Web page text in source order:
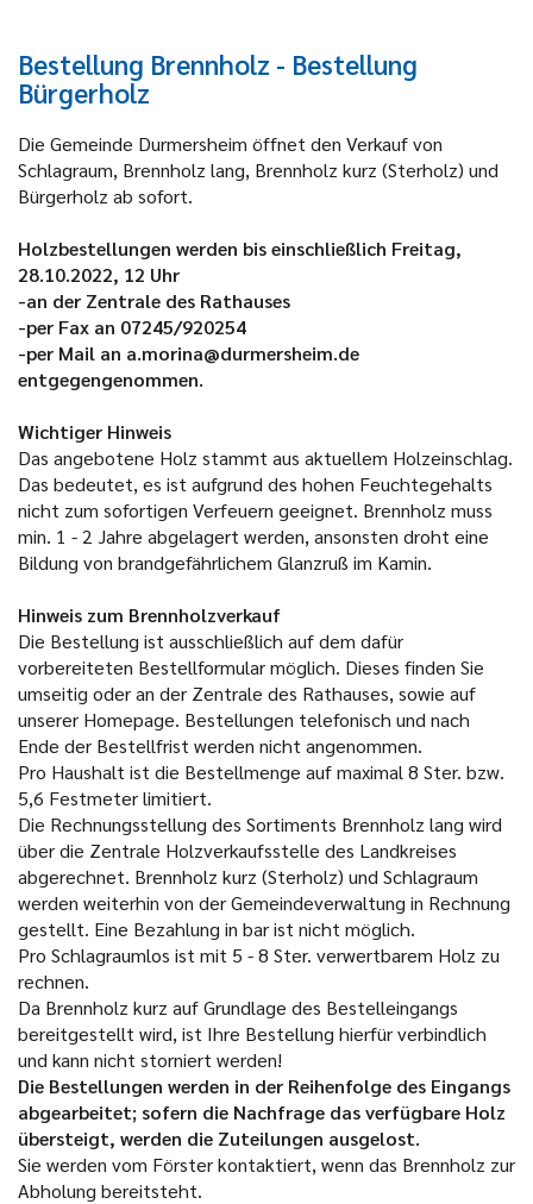
Bestellung Brennholz - Bestellung
Bürgerholz
Die Gemeinde Durmersheim öffnet den Verkauf von
Schlagraum, Brennholz lang, Brennholz kurz (Sterholz) und
Bürgerholz ab sofort.
Holzbestellungen werden bis einschließlich Freitag,
28.10.2022, 12 Uhr
-an der Zentrale des Rathauses
-per Fax an 07245/920254
-per Mail an a.morina@durmersheim.de
entgegengenommen.
Wichtiger Hinweis
Das angebotene Holz stammt aus aktuellem Holzeinschlag.
Das bedeutet, es ist aufgrund des hohen Feuchtegehalts
nicht zum sofortigen Verfeuern geeignet. Brennholz muss
min. 1 - 2 Jahre abgelagert werden, ansonsten droht eine
Bildung von brandgefährlichem Glanzruß im Kamin.
Hinweis zum Brennholzverkauf
Die Bestellung ist ausschließlich auf dem dafür
vorbereiteten Bestellformular möglich. Dieses finden Sie
umseitig oder an der Zentrale des Rathauses, sowie auf
unserer Homepage. Bestellungen telefonisch und nach
Ende der Bestellfrist werden nicht angenommen.
Pro Haushalt ist die Bestellmenge auf maximal 8 Ster. bzw.
5,6 Festmeter limitiert.
Die Rechnungsstellung des Sortiments Brennholz lang wird
über die Zentrale Holzverkaufsstelle des Landkreises
abgerechnet. Brennholz kurz (Sterholz) und Schlagraum
werden weiterhin von der Gemeindeverwaltung in Rechnung
gestellt. Eine Bezahlung in bar ist nicht möglich.
Pro Schlagraumlos ist mit 5 - 8 Ster. verwertbarem Holz zu
rechnen.
Da Brennholz kurz auf Grundlage des Bestelleingangs
bereitgestellt wird, ist Ihre Bestellung hierfür verbindlich
und kann nicht storniert werden!
Die Bestellungen werden in der Reihenfolge des Eingangs
abgearbeitet; sofern die Nachfrage das verfügbare Holz
übersteigt, werden die Zuteilungen ausgelost.
Sie werden vom Förster kontaktiert, wenn das Brennholz zur
Abholung bereitsteht.